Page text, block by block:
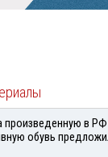
произведенную в
обувь